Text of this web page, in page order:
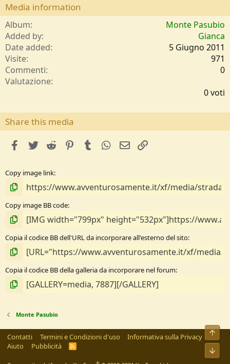
Media information
Album
Monte Pasubio
Added by
Gianca
Date added
5 Giugno 2011
Visite
971
Commenti
0
Valutazione
0
t
0 voti
Share this media
facebookTwitterReddit PinterestTumblrWhatsApp
e-mail
Copy image link
Copy image BB code
Copia il codice BB dell'URL da incorporare all'esterno del sito
Copia il codice BB della galleria da incorporare nel forum
Monte Pasubio
Contatti Termini e Condizioni d'uso
Informativa sulla Privacy
Aiuto
Pubblicità
R
Alto